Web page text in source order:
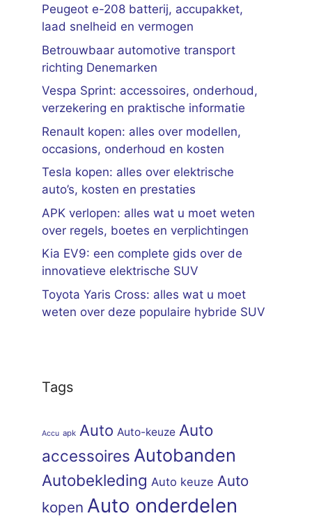
Peugeot e-208 batterij, accupakket,
laad snelheid en vermogen
Betrouwbaar automotive transport
richting Denemarken
Vespa Sprint: accessoires, onderhoud,
verzekering en praktische informatie
Renault kopen: alles over modellen,
occasions, onderhoud en kosten
Tesla kopen: alles over elektrische
auto’s, kosten en prestaties
APK verlopen: alles wat u moet weten
over regels, boetes en verplichtingen
Kia EV9: een complete gids over de
innovatieve elektrische SUV
Toyota Yaris Cross: alles wat u moet
weten over deze populaire hybride SUV
Tags
Accu apk Auto Auto-keuze Auto
accessoires Autobanden
Autobekleding Auto keuze Auto
kopen Auto onderdelen